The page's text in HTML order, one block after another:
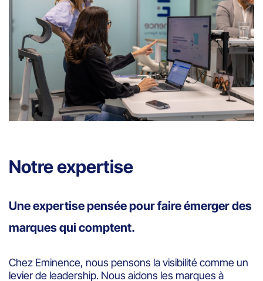
Notre expertise
Une expertise pensée pour faire émerger des
marques qui comptent.
Chez Eminence, nous pensons la visibilité comme un
levier de leadership. Nous aidons les marques à